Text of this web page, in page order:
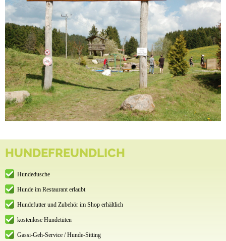
HUNDEFREUNDLICH
Hundedusche
Hunde im Restaurant erlaubt
Hundefutter und Zubehör im Shop erhältlich
kostenlose Hundetüten
Gassi-Geh-Service / Hunde-Sitting